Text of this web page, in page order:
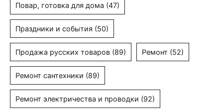
Повар, готовка для дома (47)
Праздники и события (50)
Продажа русских товаров (89) Ремонт (52)
Ремонт сантехники (89)
Ремонт электричества и проводки (92)